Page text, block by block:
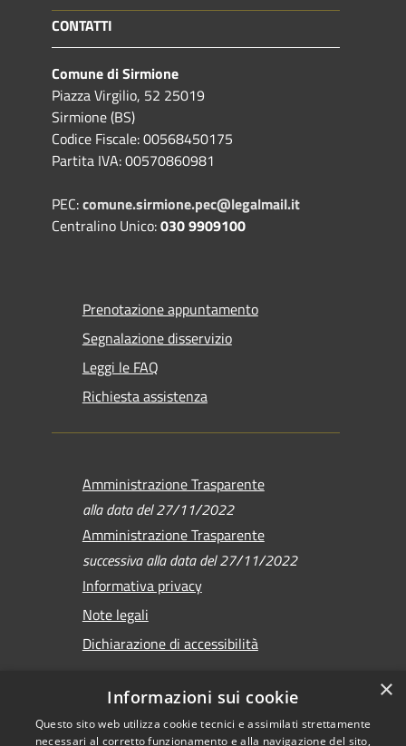
CONTATTI
Comune di Sirmione
Piazza Virgilio, 52 25019
Sirmione (BS)
Codice Fiscale: 00568450175
Partita IVA: 00570860981
PEC:comune.sirmione.pec@legalmail.it
Centralino Unico:030 9909100
Prenotazione appuntamento
Segnalazione disservizio
Leggi le FAQ
Richiesta assistenza
Amministrazione Trasparente
alla data del 27/11/2022
Amministrazione Trasparente
successiva alla data del 27/11/2022
Informativa privacy
Note legali
Dichiarazione di accessibilità
RSS Copyright © 2026 •
×
Informazioni sui cookie
Questo sito web utilizza cookie tecnici e assimilati strettamente
necessari al corretto funzionamento e alla navigazione del sito,